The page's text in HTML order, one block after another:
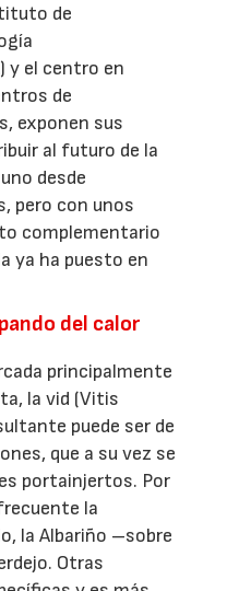
de
y el centro en
de
exponen sus
al futuro de la
desde
pero con unos
complementario
ya ha puesto en
del calor
principalmente
la vid (Vitis
puede ser de
que a su vez se
portainjertos. Por
la
la Albariño –sobre
Otras